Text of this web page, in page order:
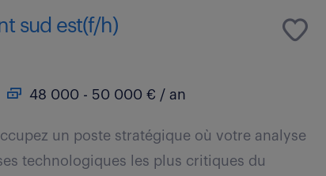
sud est(f/h)
48 000 - 50 000 € / an
un poste stratégique où votre analyse
technologiques les plus critiques du